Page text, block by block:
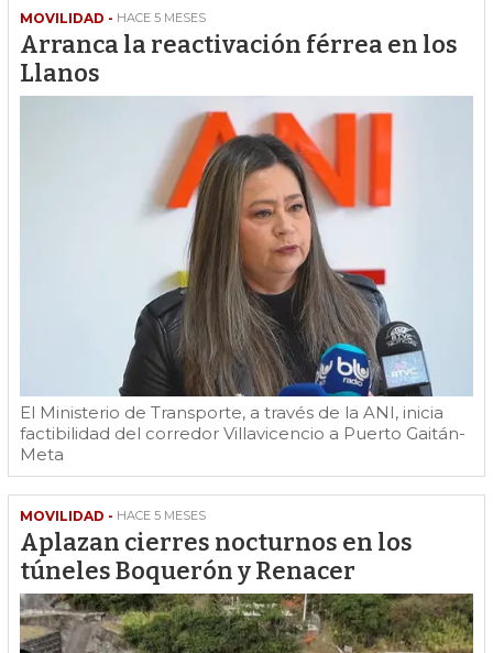
MOVILIDAD - HACE 5 MESES
Arranca la reactivación férrea en los
Llanos
El Ministerio de Transporte, a través de la ANI, inicia
factibilidad del corredor Villavicencio a Puerto Gaitán-
Meta
MOVILIDAD - HACE 5 MESES
Aplazan cierres nocturnos en los
túneles Boquerón y Renacer